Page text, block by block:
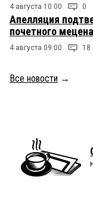
4 августа 10:00 0
Апелляция
почетного
4 августа 09:00 18
Все новости →